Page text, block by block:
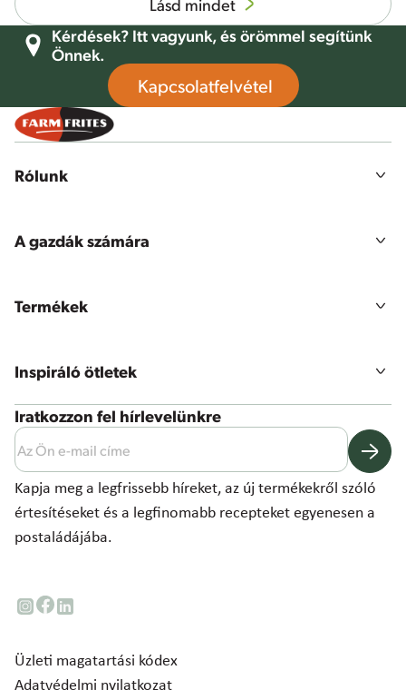
Kérdések? Itt vagyunk, és örömmel segítünk
Önnek.
Kapcsolatfelvétel
Rólunk
Küldetésünk, jövőképünk & értékeink
Fenntarthatóság
Karrier lehetőségek
A gazdák számára
Gazdák bejelentkezése
Termékek
Termékpaletta
Megoldásaink
Inspiráló ötletek
Receptek
Hírek, érdekességek
Iratkozzon fel hírlevelünkre
Kapja meg a legfrissebb híreket, az új termékekről szóló
értesítéseket és a legfinomabb recepteket egyenesen a
postaládájába.
Üzleti magatartási kódex
Adatvédelmi nyilatkozat